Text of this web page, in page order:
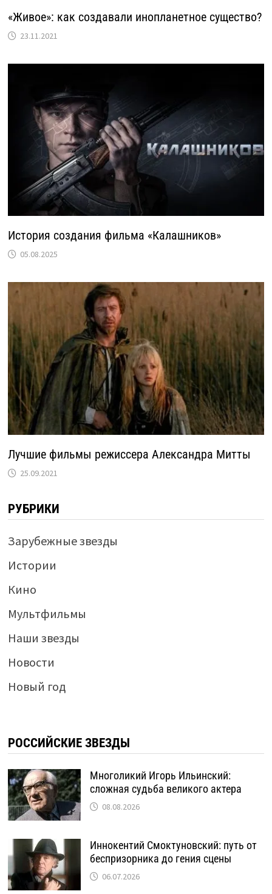
«Живое»: как создавали инопланетное существо?
23.11.2021
История создания фильма «Калашников»
05.08.2025
Лучшие фильмы режиссера Александра Митты
25.09.2021
РУБРИКИ
Зарубежные звезды
Истории
Кино
Мультфильмы
Наши звезды
Новости
Новый год
РОССИЙСКИЕ ЗВЕЗДЫ
Многоликий Игорь Ильинский:
сложная судьба великого актера
08.08.2026
Иннокентий Смоктуновский: путь от
беспризорника до гения сцены
06.07.2026